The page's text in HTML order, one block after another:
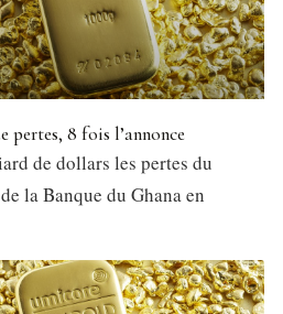
pertes, 8 fois l’annonce
de dollars les pertes du
la Banque du Ghana en